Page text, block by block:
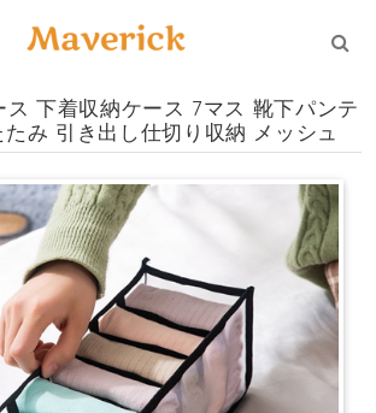
ス 下着収納ケース 7マス 靴下パンテ
み 引き出し仕切り収納 メッシュ